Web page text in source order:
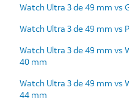
Watch Ultra 3 de 49 mm vs
Watch Ultra 3 de 49 mm vs
Watch Ultra 3 de 49 mm vs
40 mm
Watch Ultra 3 de 49 mm vs
44 mm